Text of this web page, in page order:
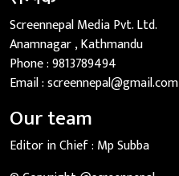
Screennepal Media Pvt. Ltd.
Anamnagar , Kathmandu
Phone :9813789494
Email :screennepal@gmail.com
Our team
Editor in Chief : Mp Subba